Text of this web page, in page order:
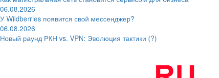
06.08.2026
У Wildberries появится свой мессенджер?
06.08.2026
Новый раунд РКН vs. VPN: Эволюция тактики (?)